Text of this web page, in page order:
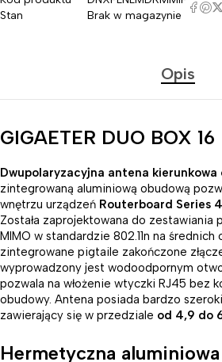
Stan
Brak w magazynie
Opis
GIGAETER DUO BOX 16
Dwupolaryzacyjna antena kierunkowa
zintegrowaną aluminiową obudową
wnętrzu urządzeń Routerboard Series
Została zaprojektowana do zestawiania
MIMO w standardzie 802.11n na średnich
zintegrowane pigtaile zakończone
wyprowadzony jest wodoodpornym
pozwala na włożenie wtyczki RJ45 bez
obudowy. Antena posiada bardzo
zawierający się w przedziale od 4,9 do
Hermetyczna